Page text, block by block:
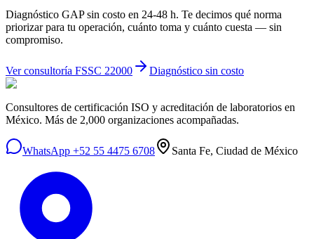
Diagnóstico GAP sin costo en 24-48 h. Te decimos qué norma
priorizar para tu operación, cuánto toma y cuánto cuesta — sin
compromiso.
Ver consultoría FSSC 22000 Diagnóstico sin costo
Consultores de certificación ISO y acreditación de laboratorios en
México. Más de 2,000 organizaciones acompañadas.
WhatsApp +52 55 4475 6708 Santa Fe, Ciudad de México